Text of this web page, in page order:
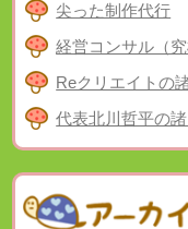
尖った制作代行
経営コンサル（
Reクリエイトの
代表北川哲平の諸